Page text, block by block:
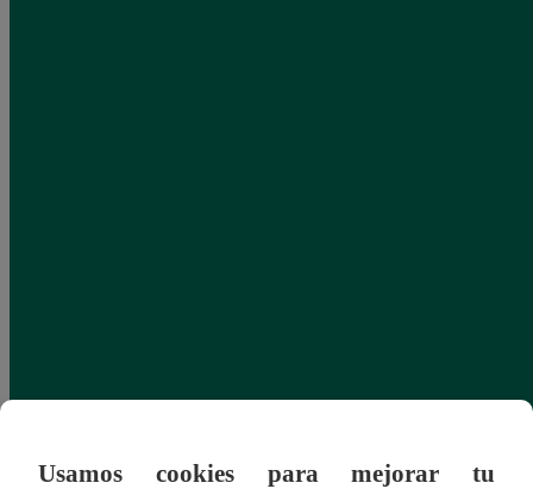
Usamos cookies para mejorar tu